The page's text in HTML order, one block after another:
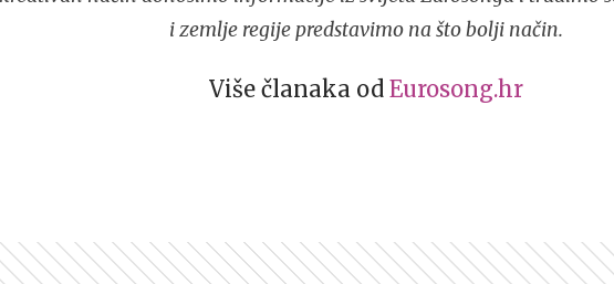
i zemlje regije predstavimo na što bolji način.
Više članaka od Eurosong.hr